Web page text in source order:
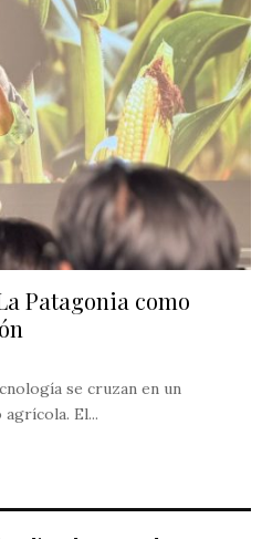
Patagonia como
se cruzan en un
El...